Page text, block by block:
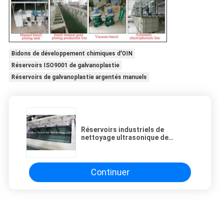
Bidons de développement chimiques d'OIN
Réservoirs ISO9001 de galvanoplastie
Réservoirs de galvanoplastie argentés manuels
Réservoirs industriels de
nettoyage ultrasonique de
Continuer